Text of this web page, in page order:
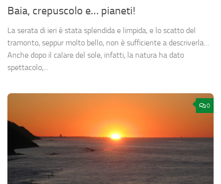
Baia, crepuscolo e… pianeti!
La serata di ieri è stata splendida e limpida, e lo scatto del
tramonto, seppur molto bello, non è sufficiente a descriverla…
Anche dopo il calare del sole, infatti, la natura ha dato
spettacolo,...
0